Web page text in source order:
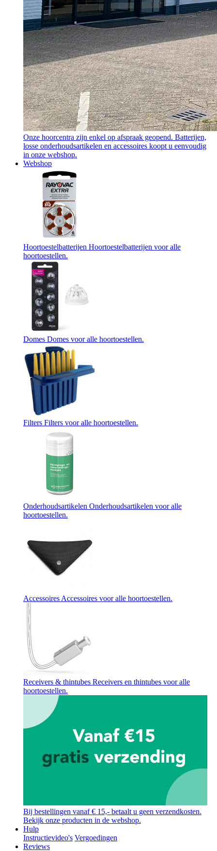
Onze hoorcentra zijn enkel op afspraak geopend. Batterijen,
losse onderhoudsartikelen en accessoires koopt u eenvoudig
in onze webshop.
Webshop
Hoortoestelbatterijen Hoortoestelbatterijen voor alle
hoortoestellen.
Domes Domes voor alle hoortoestellen.
Filters Filters voor alle hoortoestellen.
Onderhoudsartikelen Onderhoudsartikelen voor alle
hoortoestellen.
AccessoiresAccessoires voor alle hoortoestellen.
Receivers & thintubes Receivers en thintubes voor alle
hoortoestellen.
Bij bestellingen vanaf € 15,- betaalt u geen verzendkosten.
Bekijk onze producten in de webshop.
Hulp
Instructievideo's Vergoedingen
Reviews